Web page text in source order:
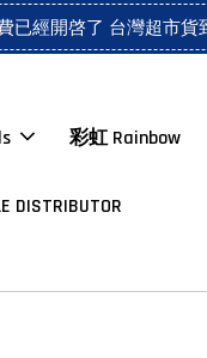
已經開啓了 台灣超市貨
彩虹 Rainbow
DISTRIBUTOR